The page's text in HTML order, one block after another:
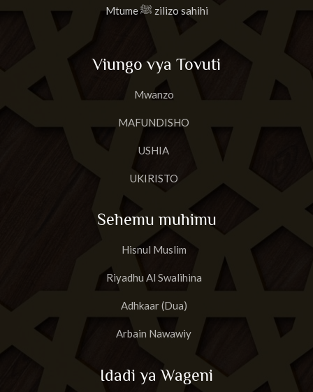
Mtume ﷺ zilizo sahihi
Viungo vya Tovuti
Mwanzo
MAFUNDISHO
USHIA
UKIRISTO
Sehemu muhimu
Hisnul Muslim
Riyadhu Al Swalihina
Adhkaar (Dua)
Arbain Nawawiy
Idadi ya Wageni